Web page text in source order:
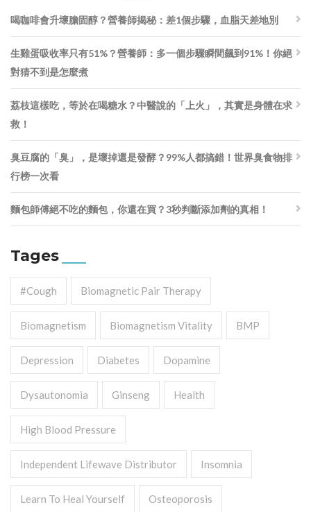
喝咖啡會升壞膽固醇？營養師揭秘：差1個步驟，血脂天差地別
生雞蛋吸收率只有51%？營養師：多一個步驟瞬間飆到91%！你絕
對猜不到是怎麼煮
荔枝這樣吃，等於在喝糖水？中醫說的「上火」，其實是身體在求
救！
臭豆腐的「臭」，是壞掉還是發酵？99%人都搞錯！世界臭食物排
行榜一次看
麵包師傅絕不吃的麵包，你還在買？3秒判斷添加劑的真相！
Tages
#cough Biomagnetic Pair Therapy
Biomagnetism Biomagnetism Vitality BMP
Depression Diabetes Dopamine
Dysautonomia Ginseng Health
High Blood Pressure
Independent Lifewave Distributor Insomnia
Learn To Heal Yourself Osteoporosis